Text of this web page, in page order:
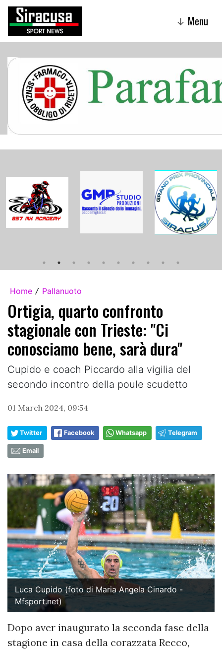
↓ Menu
Home / Pallanuoto
Ortigia, quarto confronto
stagionale con Trieste: "Ci
conosciamo bene, sarà dura"
Cupido e coach Piccardo alla vigilia del
secondo incontro della poule scudetto
01 March 2024, 09:54
Twitter Facebook Whatsapp Telegram
Email
Luca Cupido (foto di Maria Angela Cinardo -
Mfsport.net)
Dopo aver inaugurato la seconda fase della
stagione in casa della corazzata Recco,